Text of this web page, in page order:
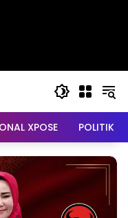
XPOSE POLITIK